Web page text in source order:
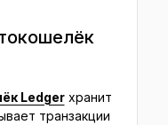
Ledgerхранит
транзакции